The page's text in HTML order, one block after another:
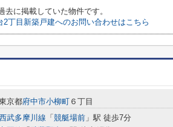
去に掲載していた物件です。
2丁目新築戸建へのお問い合わせはこちら
京都府中市小柳町 ６丁目
武多摩川線 「 競艇場前 」駅 徒歩7分